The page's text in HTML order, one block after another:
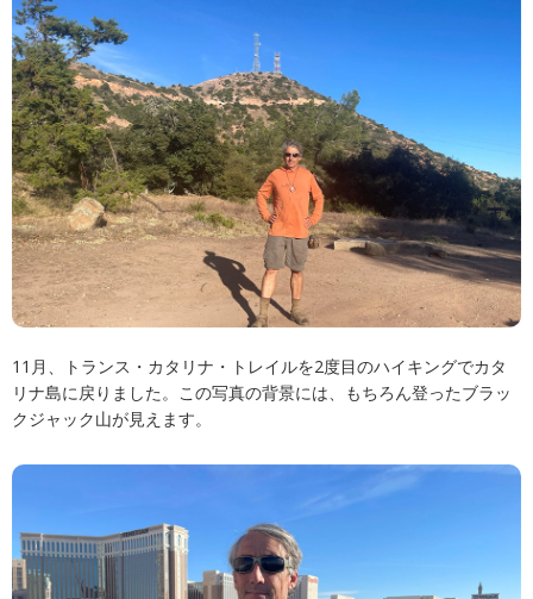
11月、トランス・カタリナ・トレイルを2度目のハイキングでカタ
リナ島に戻りました。この写真の背景には、もちろん登ったブラッ
クジャック山が見えます。